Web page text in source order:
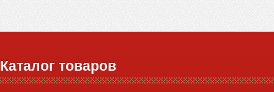
Каталог товаров